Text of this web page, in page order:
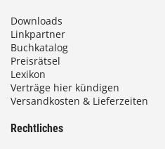
Downloads
Linkpartner
Buchkatalog
Preisrätsel
Lexikon
Verträge hier kündigen
Versandkosten & Lieferzeiten
Rechtliches